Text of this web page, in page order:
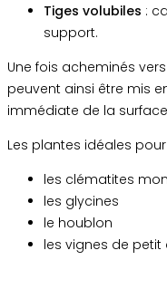
Tiges volubiles :
support.
Une fois acheminés
peuvent ainsi être mis
immédiate de la
Les plantes idéales
les clématites
les glycines
le houblon
les vignes de